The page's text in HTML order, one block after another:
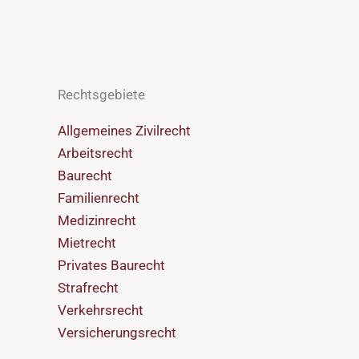
Rechtsgebiete
Allgemeines Zivilrecht
Arbeitsrecht
Baurecht
Familienrecht
Medizinrecht
Mietrecht
Privates Baurecht
Strafrecht
Verkehrsrecht
Versicherungsrecht